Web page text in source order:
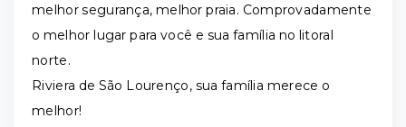
melhor segurança, melhor praia. Comprovadamente
o melhor lugar para você e sua família no litoral
norte.
Riviera de São Lourenço, sua família merece o
melhor!